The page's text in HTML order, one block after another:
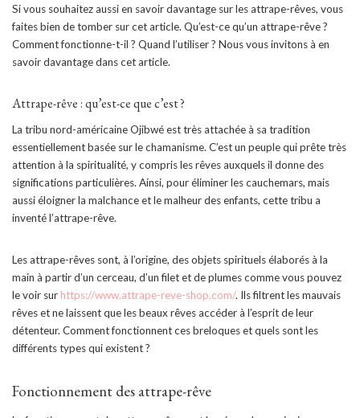
Si vous souhaitez aussi en savoir davantage sur les attrape-rêves, vous
faites bien de tomber sur cet article. Qu’est-ce qu’un attrape-rêve ?
Comment fonctionne-t-il ? Quand l’utiliser ? Nous vous invitons à en
savoir davantage dans cet article.
Attrape-rêve : qu’est-ce que c’est ?
La tribu nord-américaine Ojibwé est très attachée à sa tradition
essentiellement basée sur le chamanisme. C’est un peuple qui prête très
attention à la spiritualité, y compris les rêves auxquels il donne des
significations particulières. Ainsi, pour éliminer les cauchemars, mais
aussi éloigner la malchance et le malheur des enfants, cette tribu a
inventé l’attrape-rêve.
Les attrape-rêves sont, à l’origine, des objets spirituels élaborés à la
main à partir d’un cerceau, d’un filet et de plumes comme vous pouvez
le voir sur https://www.attrape-reve-shop.com/. Ils filtrent les mauvais
rêves et ne laissent que les beaux rêves accéder à l’esprit de leur
détenteur. Comment fonctionnent ces breloques et quels sont les
différents types qui existent ?
Fonctionnement des attrape-rêve